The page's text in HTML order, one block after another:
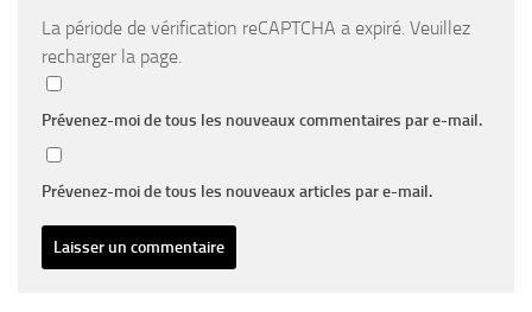
La période de vérification reCAPTCHA a expiré. Veuillez
recharger la page.
Prévenez-moi de tous les nouveaux commentaires par e-mail.
Prévenez-moi de tous les nouveaux articles par e-mail.